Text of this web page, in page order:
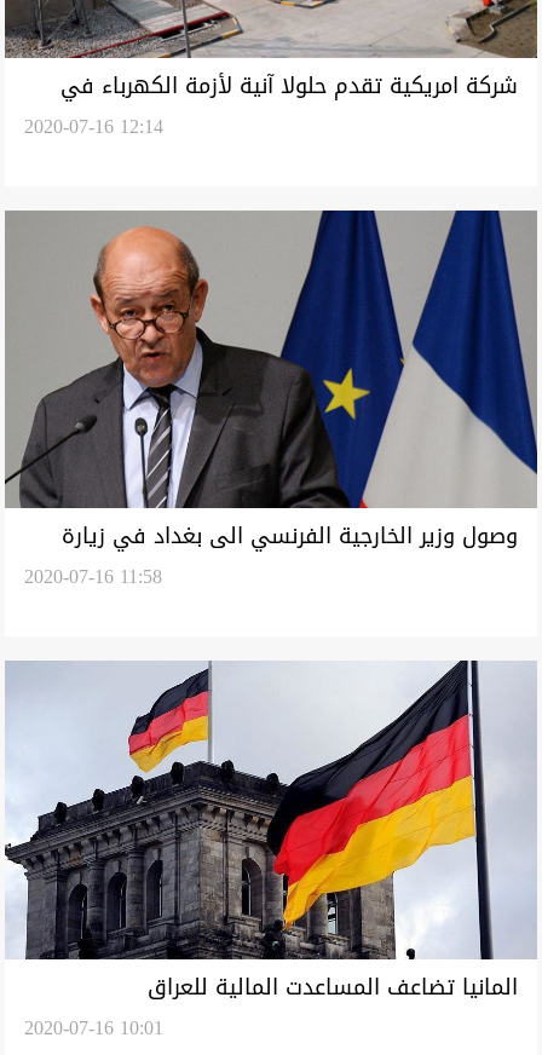
شركة امريكية تقدم حلولا آنية لأزمة الكهرباء في
2020-07-16 12:14
وصول وزير الخارجية الفرنسي الى بغداد في زيارة
2020-07-16 11:58
المانيا تضاعف المساعدت المالية للعراق
2020-07-16 10:01